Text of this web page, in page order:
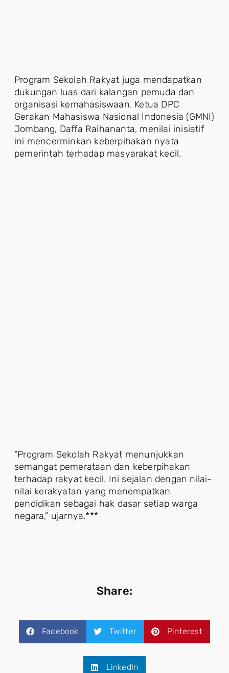
Program Sekolah Rakyat juga mendapatkan
dukungan luas dari kalangan pemuda dan
organisasi kemahasiswaan. Ketua DPC
Gerakan Mahasiswa Nasional Indonesia (GMNI)
Jombang, Daffa Raihananta, menilai inisiatif
ini mencerminkan keberpihakan nyata
pemerintah terhadap masyarakat kecil.
“Program Sekolah Rakyat menunjukkan
semangat pemerataan dan keberpihakan
terhadap rakyat kecil. Ini sejalan dengan nilai-
nilai kerakyatan yang menempatkan
pendidikan sebagai hak dasar setiap warga
negara,” ujarnya.***
Share:
Facebook Twitter Pinterest
LinkedIn